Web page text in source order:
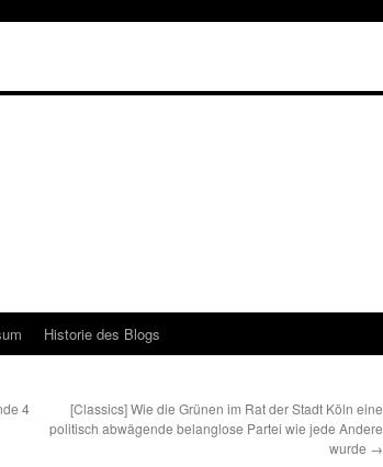
Historie des Blogs
4
[Classics] Wie die Grünen im Rat der Stadt Köln eine
politisch abwägende belanglose Partei wie jede Andere
wurde →